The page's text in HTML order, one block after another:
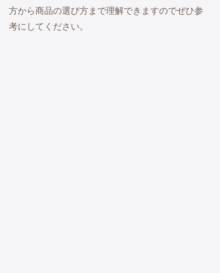
方から商品の選び方まで理解できますのでぜひ参
考にしてください。